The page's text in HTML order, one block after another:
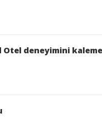
gösterilen Akın
devam ediyor.
Otel deneyimini